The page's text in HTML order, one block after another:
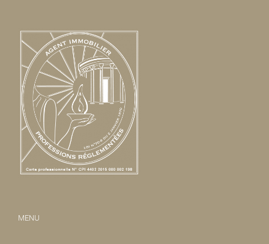
MENU